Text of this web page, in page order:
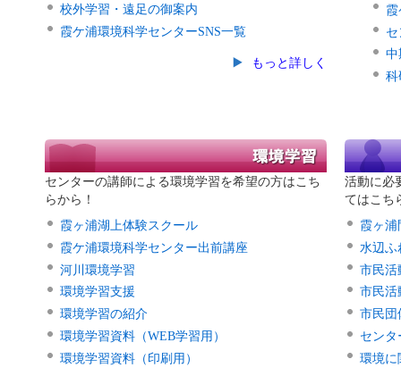
校外学習・遠足の御案内
霞ケ浦環境科学センターSNS一覧
もっと詳しく
中
科
センターの講師による環境学習を希望の方はこち
らから！
霞ヶ浦湖上体験スクール
霞ケ浦環境科学センター出前講座
河川環境学習
環境学習支援
環境学習の紹介
環境学習資料（WEB学習用）
環境学習資料（印刷用）
活動に必
てはこち
霞ヶ
水辺ふ
市民活
市民活
市民団
センタ
環境に